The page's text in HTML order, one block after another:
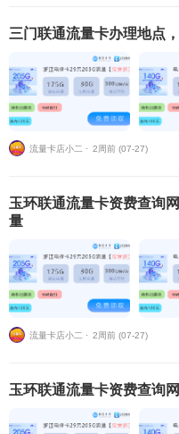
三门联通流量卡办理地点
流量卡店小二 ⋅ 2周前 (07-27)
玉环联通流量卡资费查询
量
流量卡店小二 ⋅ 2周前 (07-27)
玉环联通流量卡资费查询